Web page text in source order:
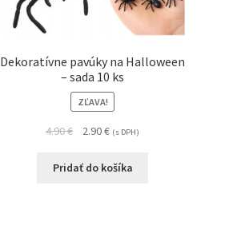
Dekoratívne pavúky na Halloween
– sada 10 ks
ZĽAVA!
4.90€ 2.90€ (s DPH)
Pridať do košíka